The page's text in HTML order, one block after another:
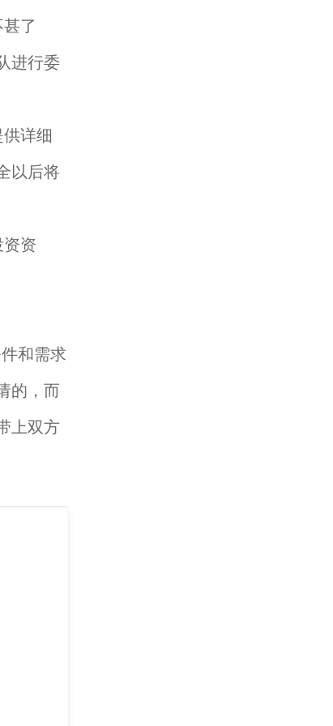
了
进行委
详细
以后将
资
和需求
的，而
上双方